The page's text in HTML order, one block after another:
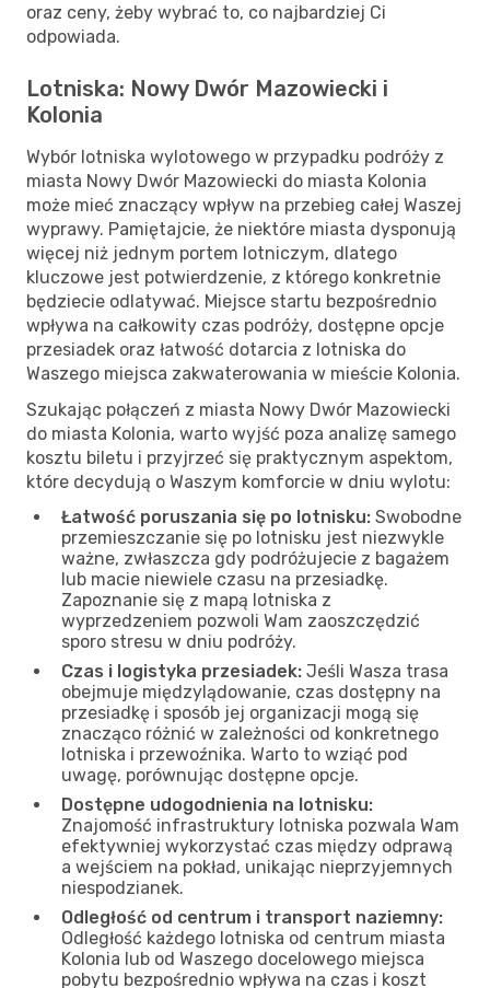
oraz ceny, żeby wybrać to, co najbardziej Ci
odpowiada.
Lotniska: Nowy Dwór Mazowiecki i
Kolonia
Wybór lotniska wylotowego w przypadku podróży z
miasta Nowy Dwór Mazowiecki do miasta Kolonia
może mieć znaczący wpływ na przebieg całej Waszej
wyprawy. Pamiętajcie, że niektóre miasta dysponują
więcej niż jednym portem lotniczym, dlatego
kluczowe jest potwierdzenie, z którego konkretnie
będziecie odlatywać. Miejsce startu bezpośrednio
wpływa na całkowity czas podróży, dostępne opcje
przesiadek oraz łatwość dotarcia z lotniska do
Waszego miejsca zakwaterowania w mieście Kolonia.
Szukając połączeń z miasta Nowy Dwór Mazowiecki
do miasta Kolonia, warto wyjść poza analizę samego
kosztu biletu i przyjrzeć się praktycznym aspektom,
które decydują o Waszym komforcie w dniu wylotu:
Łatwość poruszania się po lotnisku: Swobodne
przemieszczanie się po lotnisku jest niezwykle
ważne, zwłaszcza gdy podróżujecie z bagażem
lub macie niewiele czasu na przesiadkę.
Zapoznanie się z mapą lotniska z
wyprzedzeniem pozwoli Wam zaoszczędzić
sporo stresu w dniu podróży.
Czas i logistyka przesiadek: Jeśli Wasza trasa
obejmuje międzylądowanie, czas dostępny na
przesiadkę i sposób jej organizacji mogą się
znacząco różnić w zależności od konkretnego
lotniska i przewoźnika. Warto to wziąć pod
uwagę, porównując dostępne opcje.
Dostępne udogodnienia na lotnisku:
Znajomość infrastruktury lotniska pozwala Wam
efektywniej wykorzystać czas między odprawą
a wejściem na pokład, unikając nieprzyjemnych
niespodzianek.
Odległość od centrum i transport naziemny:
Odległość każdego lotniska od centrum miasta
Kolonia lub od Waszego docelowego miejsca
pobytu bezpośrednio wpływa na czas i koszt